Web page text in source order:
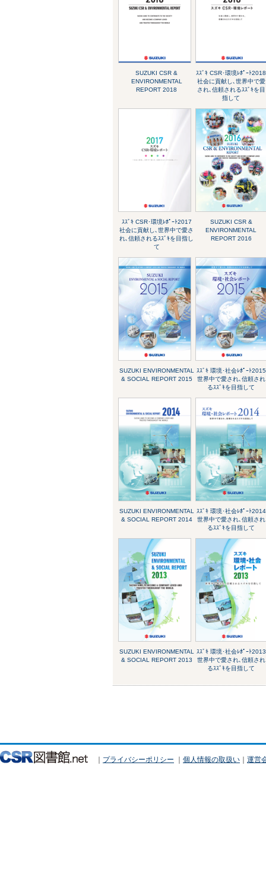
SUZUKI CSR &
ENVIRONMENTAL
REPORT 2018
ｽｽﾞｷ CSR･環境ﾚﾎﾟｰﾄ2018
社会に貢献し､世界中で愛
され､信頼されるｽｽﾞｷを目
指して
ｽｽﾞｷ CSR･環境ﾚﾎﾟｰﾄ2017
社会に貢献し､世界中で愛さ
れ､信頼されるｽｽﾞｷを目指し
て
SUZUKI CSR &
ENVIRONMENTAL
REPORT 2016
SUZUKI ENVIRONMENTAL
& SOCIAL REPORT 2015
ｽｽﾞｷ 環境･社会ﾚﾎﾟｰﾄ2015
世界中で愛され､信頼され
るｽｽﾞｷを目指して
SUZUKI ENVIRONMENTAL
& SOCIAL REPORT 2014
ｽｽﾞｷ 環境･社会ﾚﾎﾟｰﾄ2014
世界中で愛され､信頼され
るｽｽﾞｷを目指して
SUZUKI ENVIRONMENTAL
& SOCIAL REPORT 2013
ｽｽﾞｷ 環境･社会ﾚﾎﾟｰﾄ2013
世界中で愛され､信頼され
るｽｽﾞｷを目指して
｜ プライバシーポリシー ｜ 個人情報の取扱い ｜ 運営